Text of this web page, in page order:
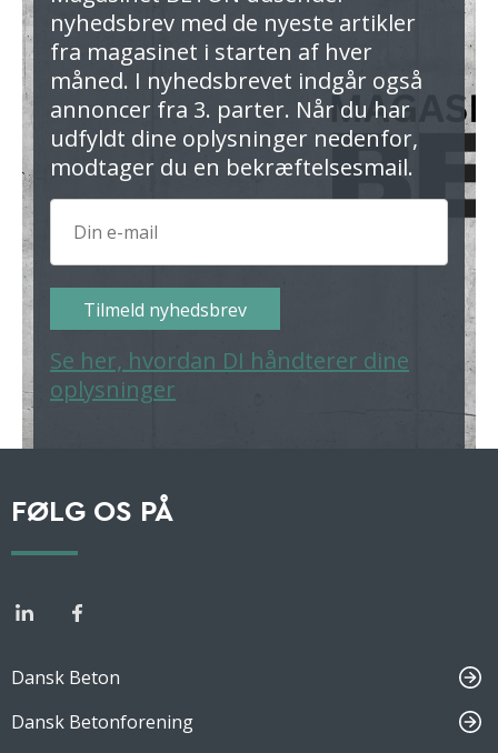
nyhedsbrev med de nyeste artikler
fra magasinet i starten af hver
måned. I nyhedsbrevet indgår også
annoncer fra 3. parter. Når du har
udfyldt dine oplysninger nedenfor,
modtager du en bekræftelsesmail.
Tilmeld nyhedsbrev
Se her, hvordan DI håndterer dine
oplysninger
FØLG OS PÅ
Dansk Beton
Dansk Betonforening